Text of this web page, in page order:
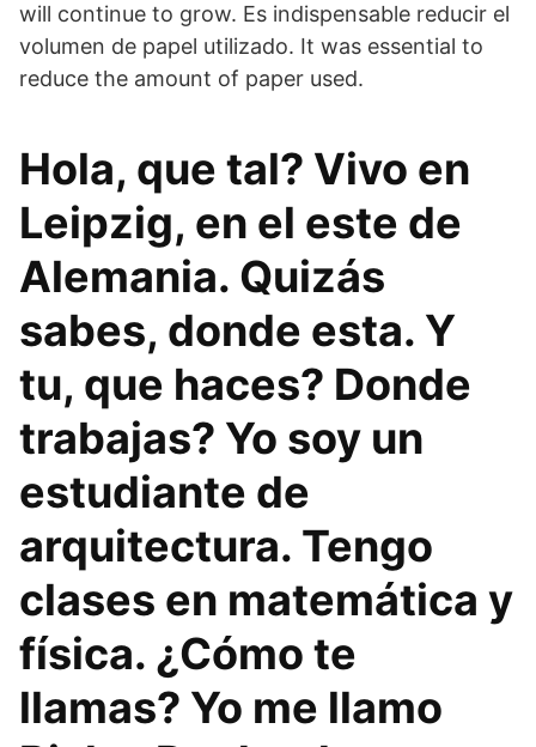
will continue to grow. Es indispensable reducir el
volumen de papel utilizado. It was essential to
reduce the amount of paper used.
Hola, que tal? Vivo en
Leipzig, en el este de
Alemania. Quizás
sabes, donde esta. Y
tu, que haces? Donde
trabajas? Yo soy un
estudiante de
arquitectura. Tengo
clases en matemática y
física. ¿Cómo te
llamas? Yo me llamo